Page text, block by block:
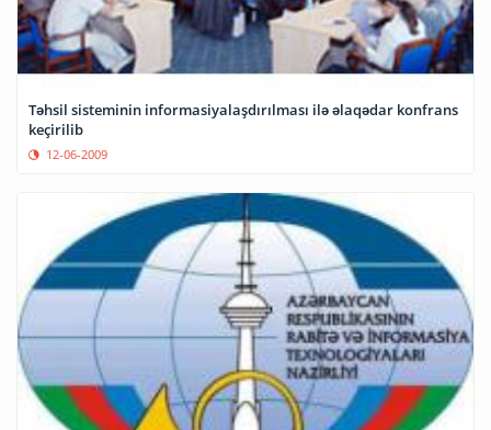
Təhsil sisteminin informasiyalaşdırılması ilə əlaqədar konfrans
keçirilib
12-06-2009